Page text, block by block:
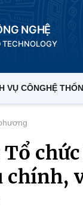
NGHỆ
TECHNOLOGY
VỤ CÔNGHỆ
chính,